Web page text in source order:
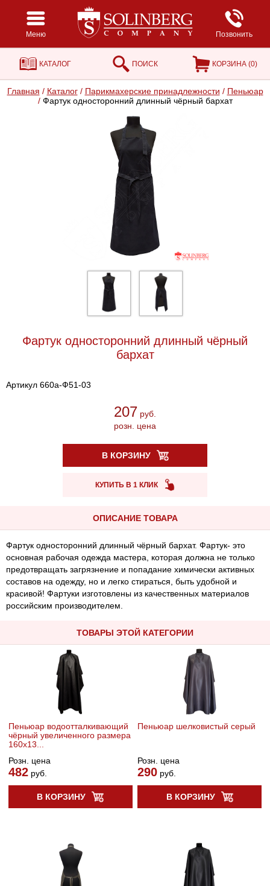
Меню Позвонить
КАТАЛОГ ПОИСК КОРЗИНА (0)
Главная / Каталог / Парикмахерские принадлежности / Пеньюар
/Фартук односторонний длинный чёрный бархат
Фартук односторонний длинный чёрный
бархат
Артикул 660a-Ф51-03
207 руб.
розн. цена
В КОРЗИНУ
КУПИТЬ В 1 КЛИК
ОПИСАНИЕ ТОВАРА
Фартук односторонний длинный чёрный бархат. Фартук- это
основная рабочая одежда мастера, которая должна не только
предотвращать загрязнение и попадание химически активных
составов на одежду, но и легко стираться, быть удобной и
красивой! Фартуки изготовлены из качественных материалов
российским производителем.
ТОВАРЫ ЭТОЙ КАТЕГОРИИ
Пеньюар водоотталкивающий
чёрный увеличенного размера
160х13...
Розн. цена
482руб.
В КОРЗИНУ
Пеньюар шелковистый серый
Розн. цена
290 руб.
В КОРЗИНУ